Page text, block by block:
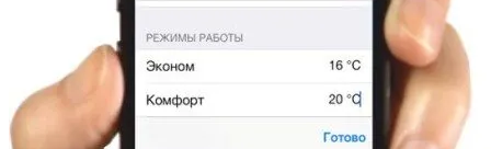
Почему Своевременный Ремонт VAG
Помогает Избежать Серьезных
Расходов